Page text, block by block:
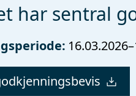
har sentral